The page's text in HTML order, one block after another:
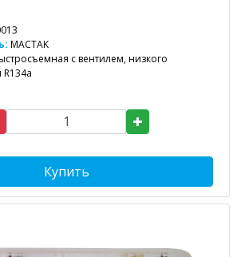
MACTAK
с вентилем, низкого
Купить